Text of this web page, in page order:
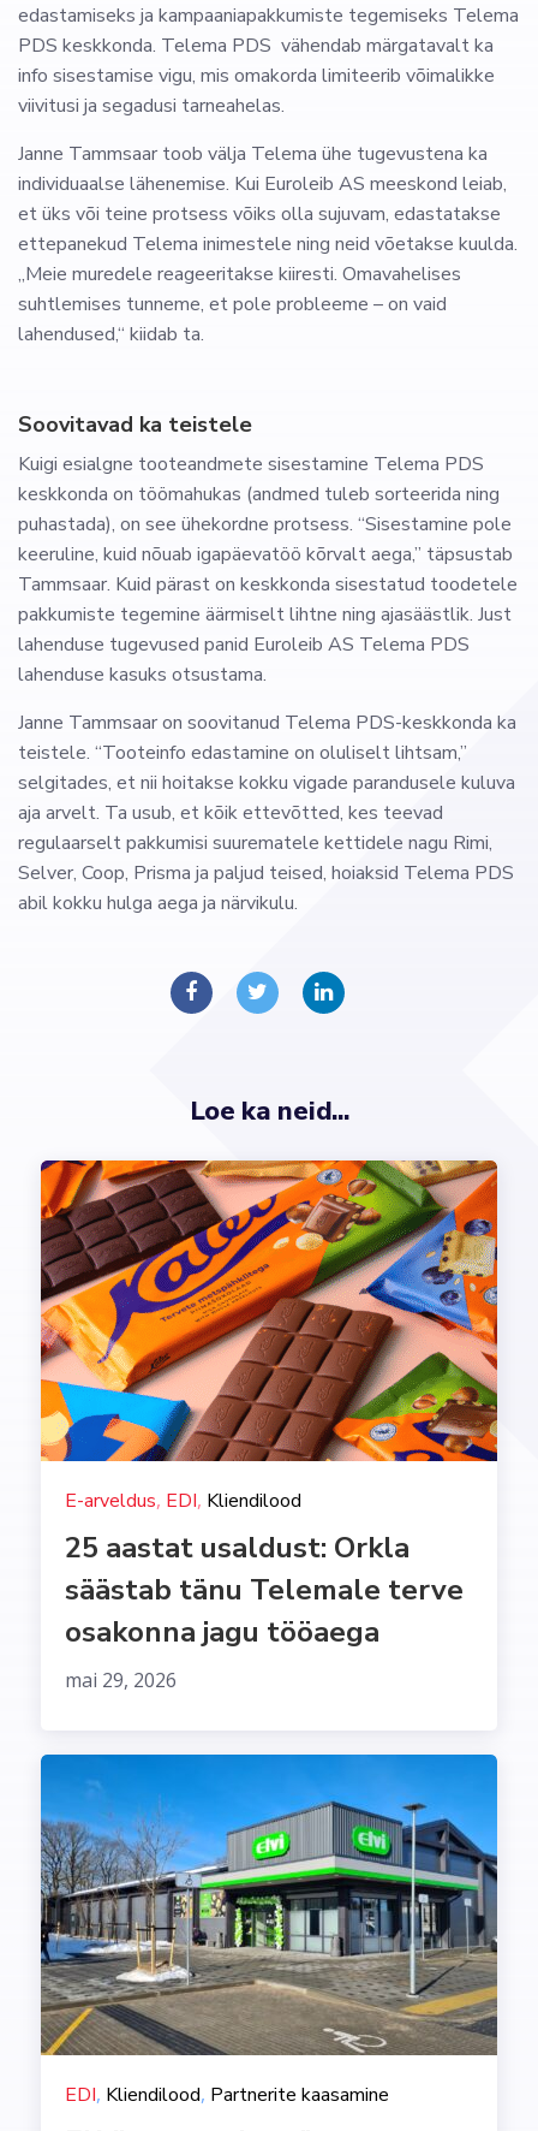
edastamiseks ja kampaaniapakkumiste tegemiseks Telema
PDS keskkonda. Telema PDS vähendab märgatavalt ka
info sisestamise vigu, mis omakorda limiteerib võimalikke
viivitusi ja segadusi tarneahelas.
Janne Tammsaar toob välja Telema ühe tugevustena ka
individuaalse lähenemise. Kui Euroleib AS meeskond leiab,
et üks või teine protsess võiks olla sujuvam, edastatakse
ettepanekud Telema inimestele ning neid võetakse kuulda.
„Meie muredele reageeritakse kiiresti. Omavahelises
suhtlemises tunneme, et pole probleeme – on vaid
lahendused,“ kiidab ta.
Soovitavad ka teistele
Kuigi esialgne tooteandmete sisestamine Telema PDS
keskkonda on töömahukas (andmed tuleb sorteerida ning
puhastada), on see ühekordne protsess. “Sisestamine pole
keeruline, kuid nõuab igapäevatöö kõrvalt aega,” täpsustab
Tammsaar. Kuid pärast on keskkonda sisestatud toodetele
pakkumiste tegemine äärmiselt lihtne ning ajasäästlik. Just
lahenduse tugevused panid Euroleib AS Telema PDS
lahenduse kasuks otsustama.
Janne Tammsaar on soovitanud Telema PDS-keskkonda ka
teistele. “Tooteinfo edastamine on oluliselt lihtsam,”
selgitades, et nii hoitakse kokku vigade parandusele kuluva
aja arvelt. Ta usub, et kõik ettevõtted, kes teevad
regulaarselt pakkumisi suurematele kettidele nagu Rimi,
Selver, Coop, Prisma ja paljud teised, hoiaksid Telema PDS
abil kokku hulga aega ja närvikulu.
Loe ka neid...
E-arveldus, EDI, Kliendilood
25 aastat usaldust: Orkla
säästab tänu Telemale terve
osakonna jagu tööaega
mai 29, 2026
EDI, Kliendilood, Partnerite kaasamine